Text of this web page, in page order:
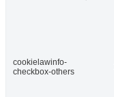
cookielawinfo-
checkbox-others